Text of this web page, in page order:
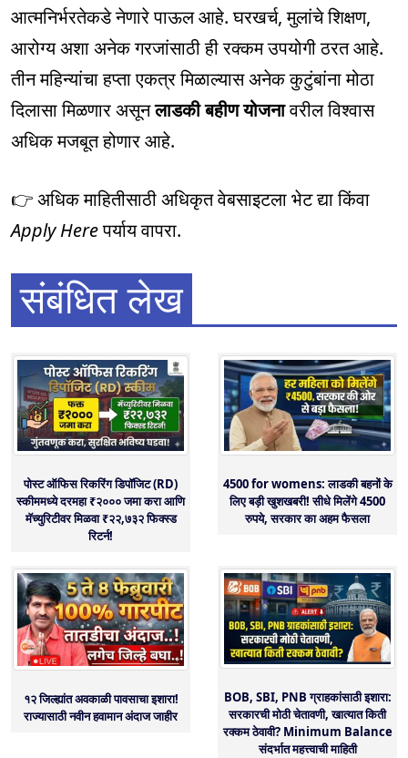
आत्मनिर्भरतेकडे नेणारे पाऊल आहे. घरखर्च, मुलांचे शिक्षण,
आरोग्य अशा अनेक गरजांसाठी ही रक्कम उपयोगी ठरत आहे.
तीन महिन्यांचा हप्ता एकत्र मिळाल्यास अनेक कुटुंबांना मोठा
दिलासा मिळणार असूनलाडकी बहीण योजनावरील विश्वास
अधिक मजबूत होणार आहे.
👉 अधिक माहितीसाठी अधिकृत वेबसाइटला भेट द्या किंवा
Apply Hereपर्याय वापरा.
संबंधित लेख
पोस्ट ऑफिस रिकरिंग डिपॉजिट (RD)
स्कीममध्ये दरमहा ₹२००० जमा करा आणि
मॅच्युरिटीवर मिळवा ₹२२,७३२ फिक्स्ड
रिटर्न!
4500 for womens: लाडकी बहनों के
लिए बड़ी खुशखबरी! सीधे मिलेंगे 4500
रुपये, सरकार का अहम फैसला
१२ जिल्ह्यांत अवकाळी पावसाचा इशारा!
राज्यासाठी नवीन हवामान अंदाज जाहीर
BOB, SBI, PNB ग्राहकांसाठी इशारा:
सरकारची मोठी चेतावणी, खात्यात किती
रक्कम ठेवावी? Minimum Balance
संदर्भात महत्त्वाची माहिती